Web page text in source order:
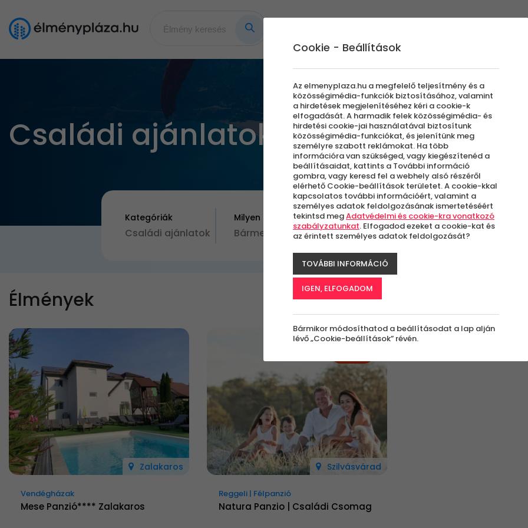
Családi ajánlatok
Kategóriák
Családi ajánlatok
Milyen értékben?
Bármennyi
Milyen besorolás?
Mindegy
Milyen ellátás?
Mindegy
Élmények
Zalakaros
Vendégházak
Mese Panzió**** Zalakaros
Szilvásvárad
Reggeli | Félpanzió
Natura Panzio | Családi Csomag
Cookie - Beállítások
Az elmenyplaza.hu a megfelelő teljesítmény és a
közösségimédia-funkciók biztosításához, valamint
a hirdetések megjelenítéséhez kéri a cookie-k
elfogadását. A harmadik felek közösségimédia- és
hirdetési cookie-jai használatával biztosítunk
közösségimédia-funkciókat, és jelenítünk meg
személyre szabott reklámokat. Ha több
információra van szükséged, vagy kiegészítenéd a
beállításaidat, kattints a További információ
gombra, vagy keresd fel a webhely alsó részéről
elérhető Cookie-beállítások területet. A cookie-kkal
kapcsolatos további információért, valamint a
személyes adatok feldolgozásának ismertetéséért
tekintsd megAdatvédelmi és cookie-kra vonatkozó
szabályzatunkat. Elfogadod ezeket a cookie-kat és
az érintett személyes adatok feldolgozását?
TOVÁBBI INFORMÁCIÓ
IGEN, ELFOGADOM
Bármikor módosíthatod a beállításodat a lap alján
lévő „Cookie-beállítások” révén.